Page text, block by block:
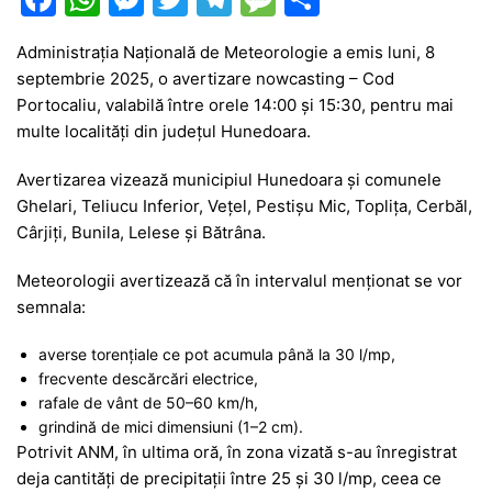
a
c
e
b
o
o
k
h
at
s
A
p
p
e
s
s
e
n
g
er
itt
er
e
gr
a
m
s
s
a
g
e
ta
je
z
ă
Administrația Națională de Meteorologie a emis luni, 8
septembrie 2025, o avertizare nowcasting – Cod
Portocaliu, valabilă între orele 14:00 și 15:30, pentru mai
multe localități din județul Hunedoara.
Avertizarea vizează municipiul Hunedoara și comunele
Ghelari, Teliucu Inferior, Vețel, Pestișu Mic, Toplița, Cerbăl,
Cârjiți, Bunila, Lelese și Bătrâna.
Meteorologii avertizează că în intervalul menționat se vor
semnala:
averse torențiale ce pot acumula până la 30 l/mp,
frecvente descărcări electrice,
rafale de vânt de 50–60 km/h,
grindină de mici dimensiuni (1–2 cm).
Potrivit ANM, în ultima oră, în zona vizată s-au înregistrat
deja cantități de precipitații între 25 și 30 l/mp, ceea ce